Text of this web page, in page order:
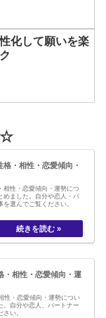
化して願いを楽
☆
・相性・恋愛傾向・
相性・恋愛傾向・運勢につ
めました。自分や恋人・パ
選んでご覧ください。
・相性・恋愛傾向・運
性・恋愛傾向・運勢につい
。自分や恋人、パートナー
い。